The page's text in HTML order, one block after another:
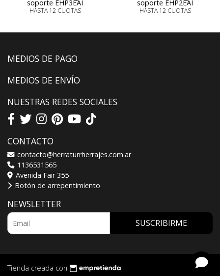
soporte EHP3EAI
HASTA 12 CUOTAS
soporte EHP2EAI
HASTA 12 CUOTAS
MEDIOS DE PAGO
MEDIOS DE ENVÍO
NUESTRAS REDES SOCIALES
CONTACTO
contacto@herraturrherrajes.com.ar
1136531565
Avenida Fair 355
Botón de arrepentimiento
NEWSLETTER
SUSCRIBIRME
Tienda creada con